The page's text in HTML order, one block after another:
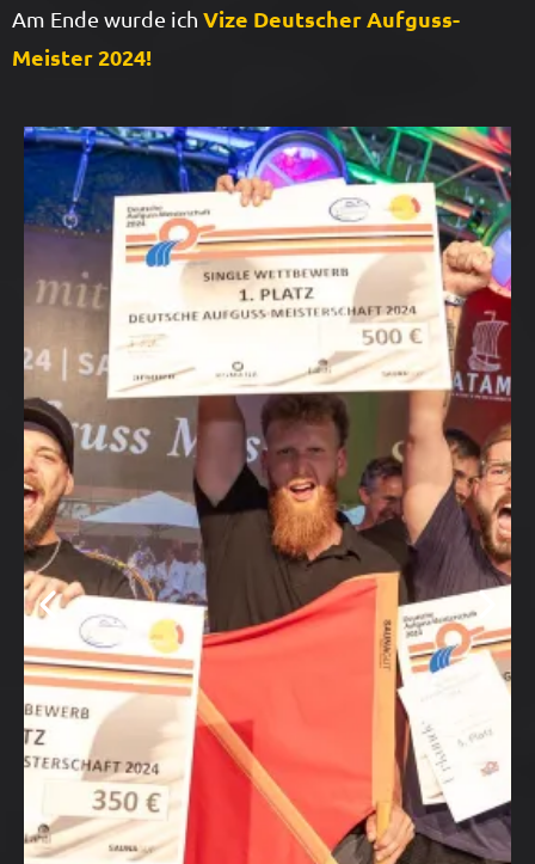
Am Ende wurde ich Vize Deutscher Aufguss-
Meister 2024!